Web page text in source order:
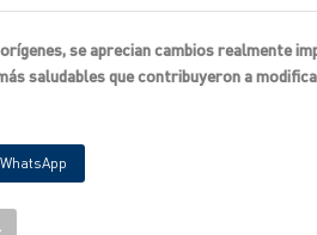
se aprecian cambios realmente
saludables que contribuyeron a